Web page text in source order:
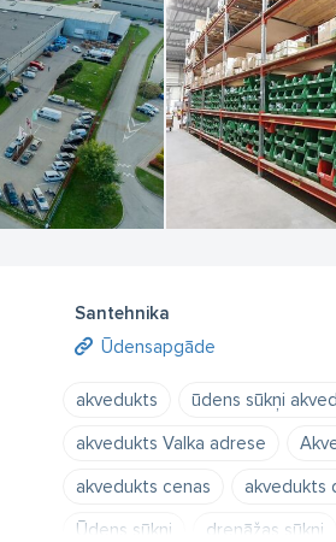
Santehnika
Ūdensapgāde
akvedukts ūdens sūkņi
akvedukts Valka adrese
akvedukts cenas
akvedukts
Ūdens sūkņi
drenāžas sūkņi